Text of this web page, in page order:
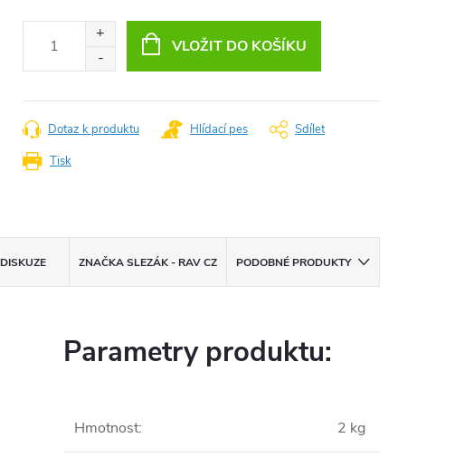
VLOŽIT DO KOŠÍKU
Tisk
Dotaz k produktu Hlídací pes Sdílet
DISKUZE ZNAČKASLEZÁK - RAV CZ PODOBNÉ PRODUKTY
Parametry produktu:
Hmotnost: 2 kg